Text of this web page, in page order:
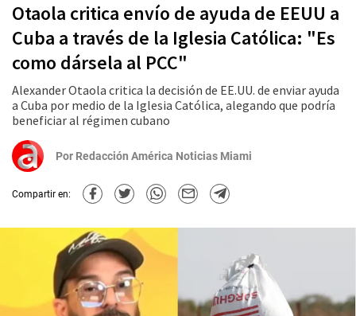
Otaola critica envío de ayuda de EEUU a
Cuba a través de la Iglesia Católica: "Es
como dársela al PCC"
Alexander Otaola critica la decisión de EE.UU. de enviar ayuda
a Cuba por medio de la Iglesia Católica, alegando que podría
beneficiar al régimen cubano
Por Redacción América Noticias Miami
Compartir en: